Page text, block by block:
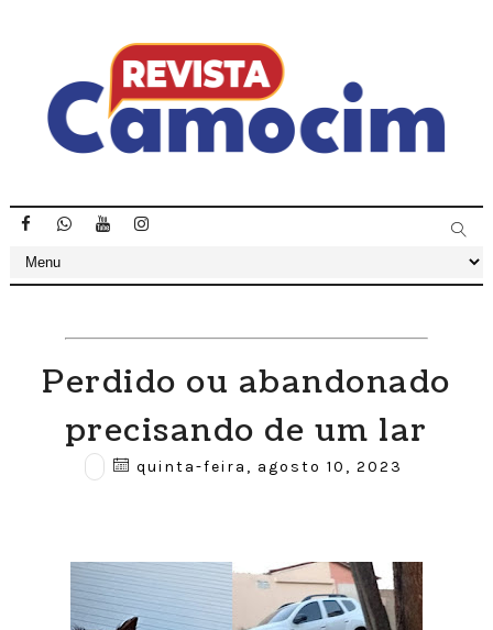
Perdido ou abandonado
precisando de um lar
quinta-feira, agosto 10, 2023